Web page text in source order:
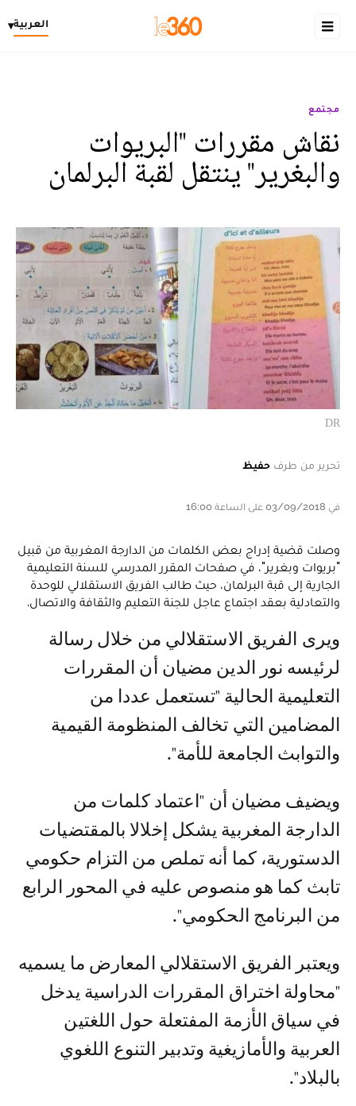
العربية▾
مجتمع
نقاش مقررات "البريوات
والبغرير" ينتقل لقبة البرلمان
DR
تحرير من طرف حفيظ
في 03/09/2018 على الساعة 16:00
وصلت قضية إدراج بعض الكلمات من الدارجة المغربية من قبيل
"بريوات وبغرير"، في صفحات المقرر المدرسي للسنة التعليمية
الجارية إلى قبة البرلمان، حيث طالب الفريق الاستقلالي للوحدة
والتعادلية بعقد اجتماع عاجل للجنة التعليم والثقافة والاتصال.
ويرى الفريق الاستقلالي من خلال رسالة
لرئيسه نور الدين مضيان أن المقررات
التعليمية الحالية "تستعمل عددا من
المضامين التي تخالف المنظومة القيمية
والتوابث الجامعة للأمة".
ويضيف مضيان أن "اعتماد كلمات من
الدارجة المغربية يشكل إخلالا بالمقتضيات
الدستورية، كما أنه تملص من التزام حكومي
تابث كما هو منصوص عليه في المحور الرابع
من البرنامج الحكومي".
ويعتبر الفريق الاستقلالي المعارض ما يسميه
"محاولة اختراق المقررات الدراسية يدخل
في سياق الأزمة المفتعلة حول اللغتين
العربية والأمازيغية وتدبير التنوع اللغوي
بالبلاد".